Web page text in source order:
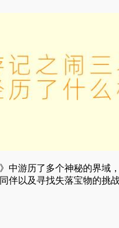
中游历了多个神秘的界域
伴以及寻找失落宝物的挑